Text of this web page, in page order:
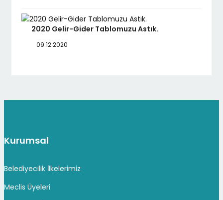
2020 Gelir-Gider Tablomuzu Astık.
09.12.2020
Kurumsal
Belediyecilik İlkelerimiz
Meclis Üyeleri